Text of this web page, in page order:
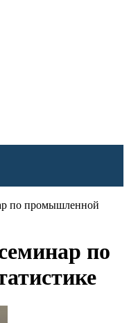
по промышленной
по